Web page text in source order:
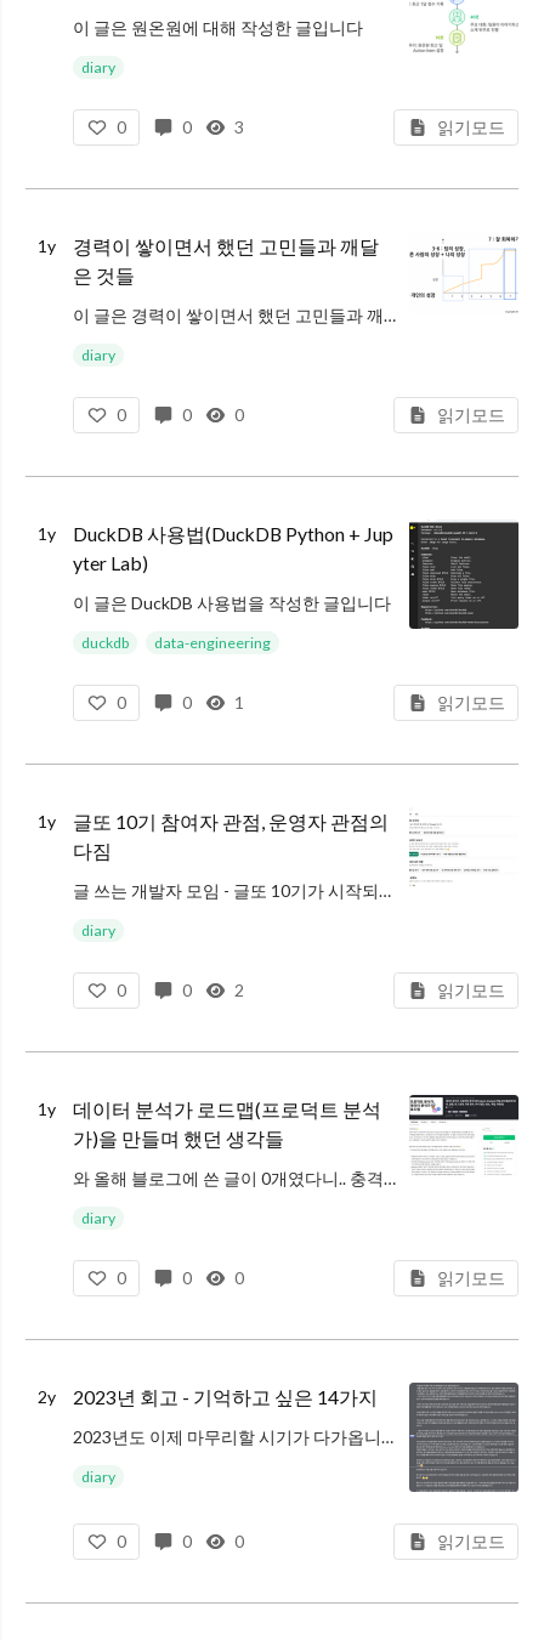
이 글은 원온원에 대해 작성한 글입니다
키워드 : 원온원 미팅, 원온원 질문, 원온원 템플릿, 원온원 주제
diary
0 0 3 읽기모드
1y
경력이 쌓이면서 했던 고민들과 깨달
은 것들
이 글은 경력이 쌓이면서 했던 고민들과 깨달은 내용에 대해 작성한 글입니다
멘토링 때 종종 이 주제들에 대한 질문을 받아 글을 작성해봅니다
살다 보면 우리는 고민이 생긴다
diary
0 0 0 읽기모드
1y
DuckDB 사용법(DuckDB Python + Jup
yter Lab)
이 글은 DuckDB 사용법을 작성한 글입니다
예상 독자
DuckDB가 궁금하신 분
duckdb data-engineering
0 0 1 읽기모드
1y
글또 10기 참여자 관점, 운영자 관점의
다짐
글 쓰는 개발자 모임 - 글또 10기가 시작되었습니다
저는 글또 5기까지엔 글을 작성하고, 6기~9기 때는 글또를 운영하는 것에 초점을 맞췄습니다. 운영자 관점에서 참여하다보니 글이 없었는데, 10기는 마지막이니! 의미를 담아 다
diary
0 0 2 읽기모드
1y
데이터 분석가 로드맵(프로덕트 분석
가)을 만들며 했던 생각들
와 올해 블로그에 쓴 글이 0개였다니.. 충격적이네요. 의식하면서 글을 써보도록 할게요
이번 글은 인프런에 프로덕트 분석가 로드맵을 작성한 내용에 대해 공유해볼게요
diary
0 0 0 읽기모드
2y 2023년 회고 - 기억하고 싶은 14가지
2023년도 이제 마무리할 시기가 다가옵니다. 여러분들의 2023년은 어떠셨나요?
매년 이 시기엔 1년은 마무리하며 회고하고 있습니다. 회고의 목적은 제 1년을 간단히 글로 정리하기 위한 목적과 누군가 저의 2023년(저의 7년차
diary
0 0 0 읽기모드